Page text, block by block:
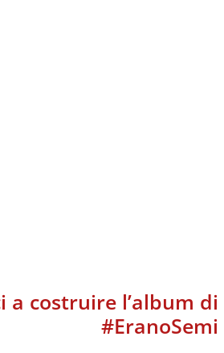
a costruire l’album di
#EranoSemi